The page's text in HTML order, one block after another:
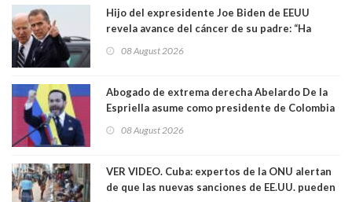
Hijo del expresidente Joe Biden de EEUU
revela avance del cáncer de su padre: “Ha
08 August 2026
Abogado de extrema derecha Abelardo De la
Espriella asume como presidente de Colombia
08 August 2026
VER VIDEO. Cuba: expertos de la ONU alertan
de que las nuevas sanciones de EE.UU. pueden